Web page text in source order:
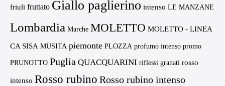
friuli fruttato Giallo paglierino intenso LE MANZANE
Lombardia Marche MOLETTO MOLETTO - LINEA
CA SISA MUSITA piemonte PLOZZA profumo intenso promo
PRUNOTTO Puglia QUACQUARINI riflessi granati rosso
intenso Rosso rubino Rosso rubino intenso